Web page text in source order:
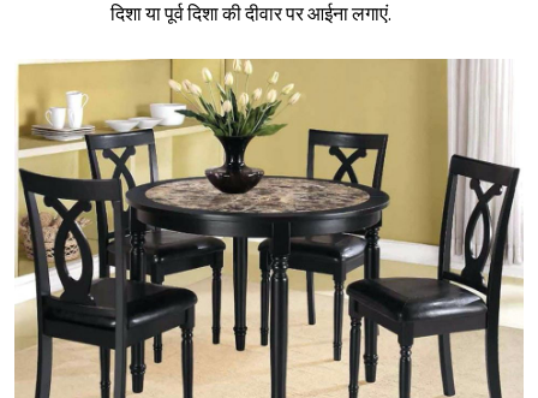
दिशा या पूर्व दिशा की दीवार पर आईना लगाएं.